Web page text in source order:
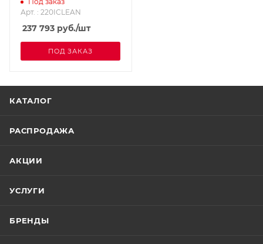
Арт. : 220ICLEAN
237 793 руб./шт
ПОД ЗАКАЗ
КАТАЛОГ
РАСПРОДАЖА
АКЦИИ
УСЛУГИ
БРЕНДЫ